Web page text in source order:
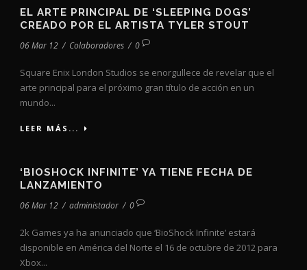
EL ARTE PRINCIPAL DE ‘SLEEPING DOGS’
CREADO POR EL ARTISTA TYLER STOUT
06 Mar 12 / Colaboradores / 0
Square Enix London Studios se enorgullece de revelar que el
arte principal para el próximo gran título de acción en un
mundo...
LEER MÁS...
‘BIOSHOCK INFINITE’ YA TIENE FECHA DE
LANZAMIENTO
06 Mar 12 / administador / 0
2k Games ya ha anunciado que ‘BioShock Infinite’ estará
disponible en América del Norte el 16 de octubre de 2012 para
Xbox...